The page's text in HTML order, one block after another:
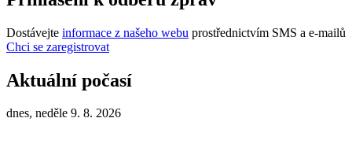
Dostávejte informace z našeho webu prostřednictvím SMS a e-mailů
Chci se zaregistrovat
Aktuální počasí
dnes, neděle 9. 8. 2026